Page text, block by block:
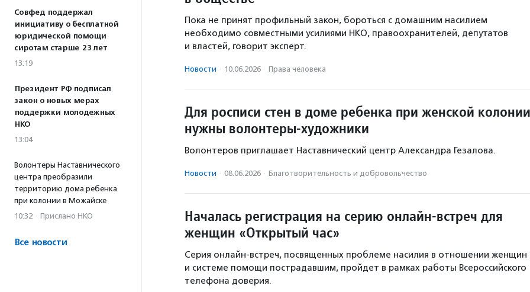
Совфед поддержал
инициативу о бесплатной
юридической помощи
сиротам старше 23 лет
13:19
Президент РФ подписал
закон о новых мерах
поддержки молодежных
НКО
13:04
Волонтеры Наставнического
центра преобразили
территорию дома ребенка
при колонии в Можайске
10:32 · Прислано НКО
Все новости
Пока не принят профильный закон, бороться с домашним насилием
необходимо совместными усилиями НКО, правоохранителей, депутатов
и властей, говорит эксперт.
Новости · 10.06.2026 · Права человека
Для росписи стен в доме ребенка при женской колонии
нужны волонтеры-художники
Волонтеров приглашает Наставнический центр Александра Гезалова.
Новости · 08.06.2026 · Благотвори­тель­ность и доброволь­чест­во
Началась регистрация на серию онлайн-встреч для
женщин «Открытый час»
Серия онлайн-встреч, посвященных проблеме насилия в отношении женщин
и системе помощи пострадавшим, пройдет в рамках работы Всероссийского
телефона доверия.